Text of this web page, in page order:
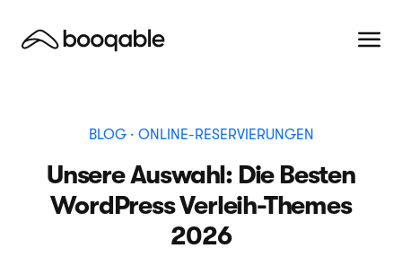
BLOG· ONLINE-RESERVIERUNGEN
Unsere Auswahl: Die Besten
WordPress Verleih-Themes
2026